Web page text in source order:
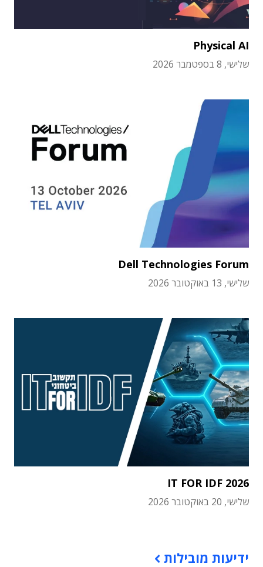
Physical AI
שלישי, 8 בספטמבר 2026
Dell Technologies Forum
שלישי, 13 באוקטובר 2026
IT FOR IDF 2026
שלישי, 20 באוקטובר 2026
ידיעות מובילות